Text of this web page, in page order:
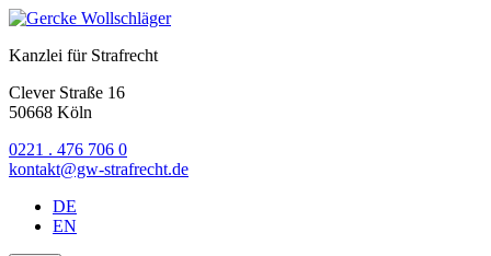
Kanzlei für Strafrecht
Clever Straße 16
50668 Köln
0221 . 476 706 0
kontakt@gw-strafrecht.de
DE
EN